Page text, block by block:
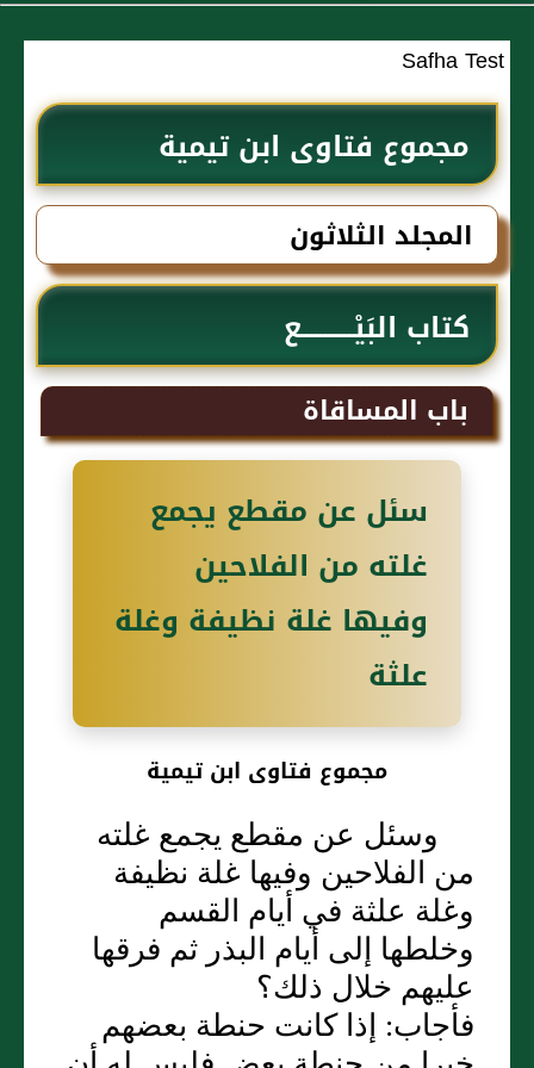
Safha Test
مجموع فتاوى ابن تيمية
المجلد الثلاثون
كتاب البَيْـــــــــــع
باب المساقاة
سئل عن مقطع يجمع
غلته من الفلاحين
وفيها غلة نظيفة وغلة
علثة
مجموع فتاوى ابن تيمية
وسئل عن مقطع يجمع غلته
من الفلاحين وفيها غلة نظيفة
وغلة علثة في أيام القسم
وخلطها إلى أيام البذر ثم فرقها
عليهم خلال ذلك‏؟‏
فأجاب‏:‏ إذا كانت حنطة بعضهم